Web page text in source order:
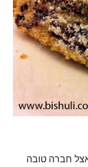
אצל חברה טובה